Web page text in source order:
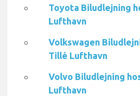
Toyota Biludlejning
Lufthavn
Volkswagen
Tillé Lufthavn
Volvo Biludlejning
Lufthavn